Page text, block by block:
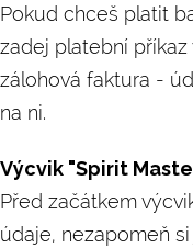
Pokud chceš platit
zadej platební
zálohová faktura -
na ni.
Výcvik "Spirit
Před začátkem
údaje, nezapomeň